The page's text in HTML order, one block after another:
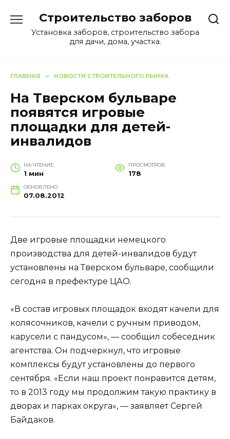
содержанию
Строительство заборов
Установка заборов, строительство забора
для дачи, дома, участка.
ГЛАВНАЯ » НОВОСТИ СТРОИТЕЛЬНОГО РЫНКА
На Тверском бульваре
появятся игровые
площадки для детей-
инвалидов
НА ЧТЕНИЕ
1 мин
ПРОСМОТРОВ
178
ОБНОВЛЕНО
07.08.2012
Две игровые площадки немецкого
производства для детей-инвалидов будут
установлены на Тверском бульваре, сообщили
сегодня в префектуре ЦАО.
«В состав игровых площадок входят качели для
колясочников, качели с ручным приводом,
карусели с пандусом», — сообщил собеседник
агентства. Он подчеркнул, что игровые
комплексы будут установлены до первого
сентября. «Если наш проект понравится детям,
то в 2013 году мы продолжим такую практику в
дворах и парках округа», — заявляет Сергей
Байдаков.